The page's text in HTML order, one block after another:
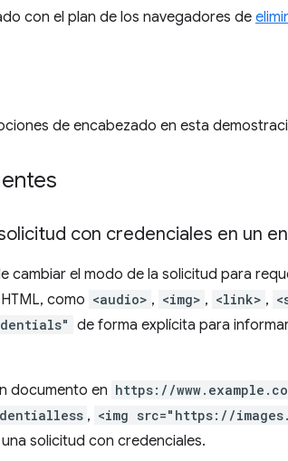
con el plan de los navegadores de
de encabezado en esta
con credenciales en un
cambiar el modo de la solicitud para
como <audio> , <img> , <link> ,
de forma explícita para
documento en https://
, <img src="https://
solicitud con credenciales.